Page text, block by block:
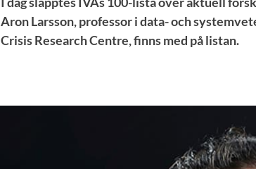
Aron Larsson, professor i data- och
Crisis Research Centre, finns med på listan.